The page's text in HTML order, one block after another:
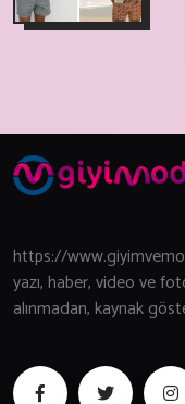
https://
yazı, haber, video ve
alınmadan, kaynak